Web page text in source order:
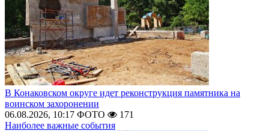
В Конаковском округе идет реконструкция памятника на
воинском захоронении
06.08.2026, 10:17 ФОТО
171
Наиболее важные события